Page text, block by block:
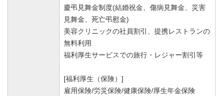
慶弔見舞金制度(結婚祝金、傷病見舞金、災害
見舞金、死亡弔慰金)
美容クリニックの社員割引、提携レストランの
無料利用
福利厚生サービスでの旅行・レジャー割引等
[福利厚生（保険）]
雇用保険/労災保険/健康保険/厚生年金保険